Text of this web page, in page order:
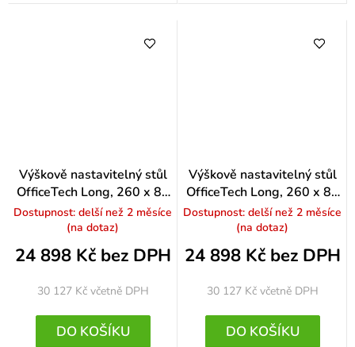
Výškově nastavitelný stůl
OfficeTech Long, 260 x 80
cm, bílá podnož, třešeň
Dostupnost: delší než 2 měsíce
(na dotaz)
24 898 Kč bez DPH
30 127 Kč včetně DPH
DO KOŠÍKU
Výškově nastavitelný stůl
OfficeTech Long, 260 x 80
cm, bílá podnož, světle
šedá
Dostupnost: delší než 2 měsíce
(na dotaz)
24 898 Kč bez DPH
30 127 Kč včetně DPH
DO KOŠÍKU